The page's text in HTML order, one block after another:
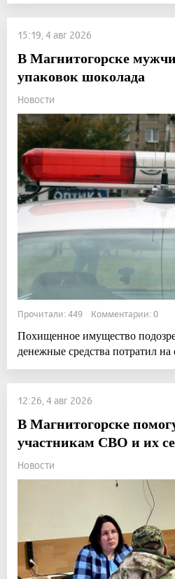
15:19, 4 авг 2026
В Магнитогорске
упаковок шоколада
Новости
Прочитали: 449 Комментарии: 0
Похищенное имущество
денежные средства потратил
12:26, 4 авг 2026
В Магнитогорске
участникам СВО и их
Новости